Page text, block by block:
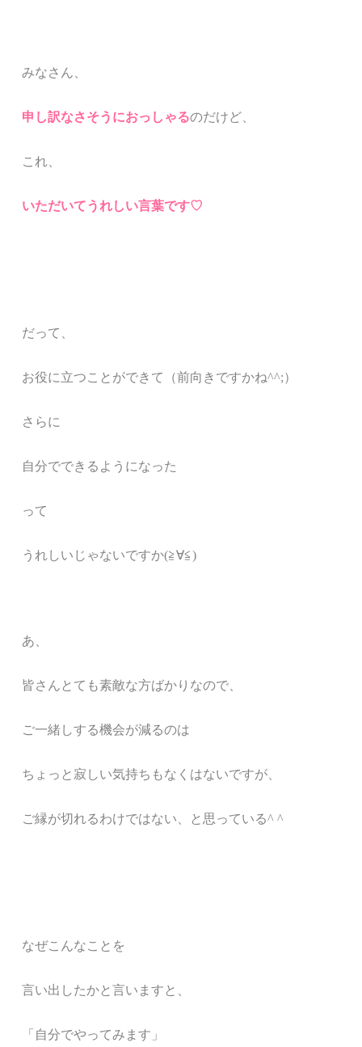
みなさん、
申し訳なさそうにおっしゃるのだけど、
これ、
いただいてうれしい言葉です♡
だって、
お役に立つことができて（前向きですかね^^;）
さらに
自分でできるようになった
って
うれしいじゃないですか(≧∀≦)
あ、
皆さんとても素敵な方ばかりなので、
ご一緒しする機会が減るのは
ちょっと寂しい気持ちもなくはないですが、
ご縁が切れるわけではない、と思っている^ ^
なぜこんなことを
言い出したかと言いますと、
「自分でやってみます」